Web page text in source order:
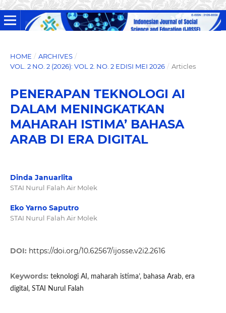
HOME / ARCHIVES /
VOL. 2 NO. 2 (2026): VOL 2. NO. 2 EDISI MEI 2026 / Articles
PENERAPAN TEKNOLOGI AI
DALAM MENINGKATKAN
MAHARAH ISTIMA’ BAHASA
ARAB DI ERA DIGITAL
Dinda Januarlita
STAI Nurul Falah Air Molek
Eko Yarno Saputro
STAI Nurul Falah Air Molek
DOI: https://doi.org/10.62567/ijosse.v2i2.2616
Keywords: teknologi AI, maharah istima’, bahasa Arab, era
digital, STAI Nurul Falah